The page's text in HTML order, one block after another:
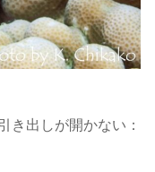
き出しが開かない：